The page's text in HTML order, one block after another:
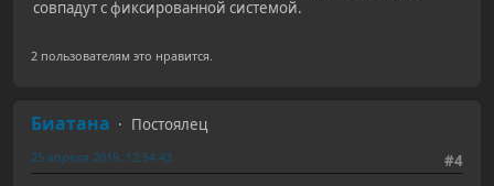
совпадут с фиксированной системой.
2 пользователям это нравится.
Биатана
Постоялец
#4
25 апреля 2019, 12:54:43